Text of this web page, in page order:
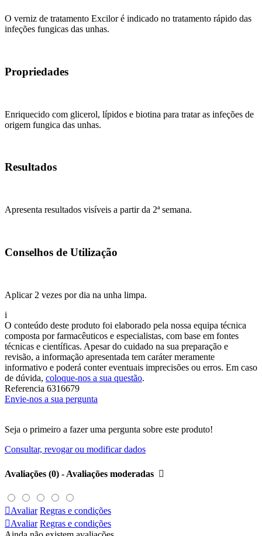
O verniz de tratamento Excilor é indicado no tratamento rápido das
infeções fungicas das unhas.
Propriedades
Enriquecido com glicerol, lípidos e biotina para tratar as infeções de
origem fungica das unhas.
Resultados
Apresenta resultados visíveis a partir da 2ª semana.
Conselhos de Utilização
Aplicar 2 vezes por dia na unha limpa.
i
O conteúdo deste produto foi elaborado pela nossa equipa técnica
composta por farmacêuticos e especialistas, com base em fontes
técnicas e científicas. Apesar do cuidado na sua preparação e
revisão, a informação apresentada tem caráter meramente
informativo e poderá conter eventuais imprecisões ou erros. Em caso
de dúvida, coloque-nos a sua questão.
Referencia 6316679
Envie-nos a sua pergunta
Seja o primeiro a fazer uma pergunta sobre este produto!
Consultar, revogar ou modificar dados
Avaliações (0) - Avaliações moderadas 
Avaliar Regras e condições
Avaliar Regras e condições